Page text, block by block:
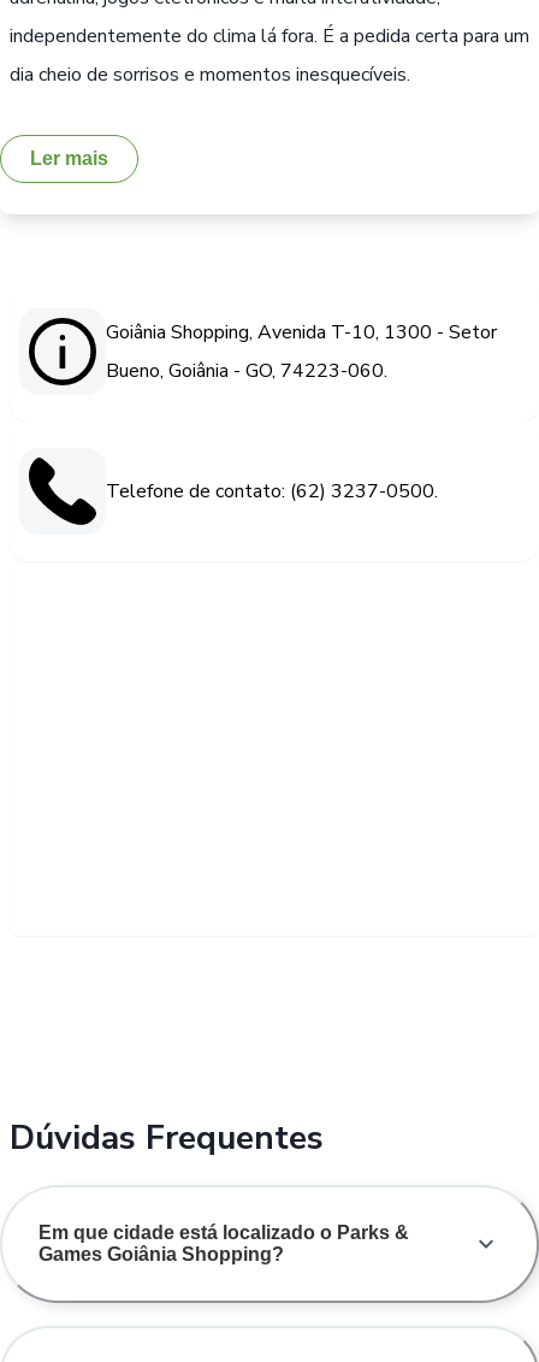
independentemente do clima lá fora. É a pedida certa para um
dia cheio de sorrisos e momentos inesquecíveis.
Ler mais
Goiânia Shopping, Avenida T-10, 1300 - Setor
Bueno, Goiânia - GO, 74223-060.
Telefone de contato: (62) 3237-0500.
Dúvidas Frequentes
Em que cidade está localizado o Parks &
Games Goiânia Shopping?